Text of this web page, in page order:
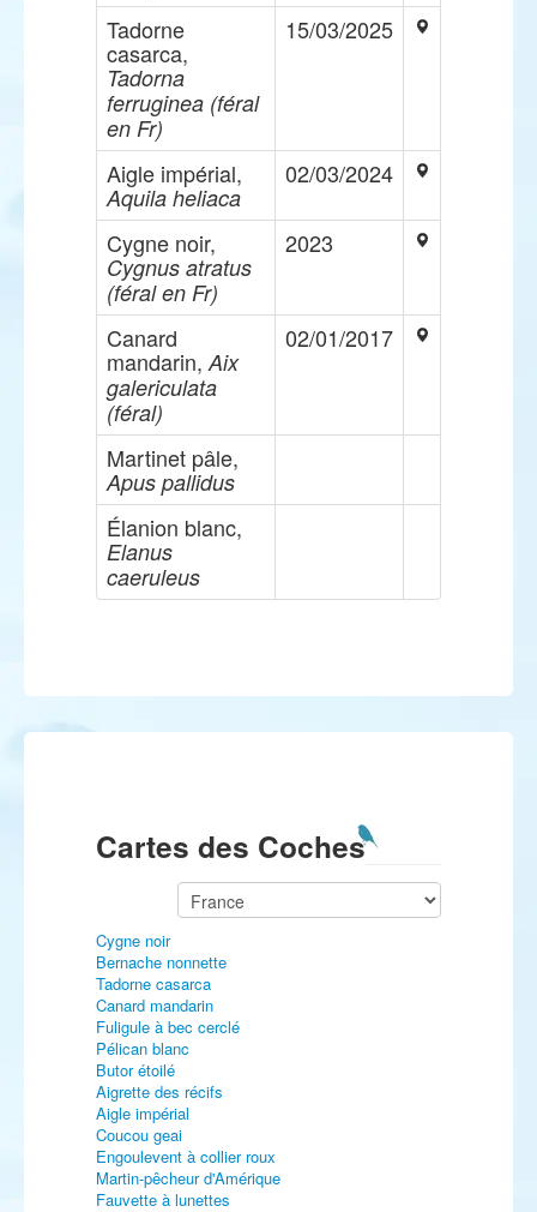
Tadorne
casarca,
Tadorna
ferruginea (féral
en Fr)
15/03/2025
Aigle impérial,
Aquila heliaca
02/03/2024
Cygne noir,
Cygnus atratus
(féral en Fr)
2023
Canard
mandarin, Aix
galericulata
(féral)
02/01/2017
Martinet pâle,
Apus pallidus
Élanion blanc,
Elanus
caeruleus
Cartes des Coches
Cygne noir
Bernache nonnette
Tadorne casarca
Canard mandarin
Fuligule à bec cerclé
Pélican blanc
Butor étoilé
Aigrette des récifs
Aigle impérial
Coucou geai
Engoulevent à collier roux
Martin-pêcheur d'Amérique
Fauvette à lunettes